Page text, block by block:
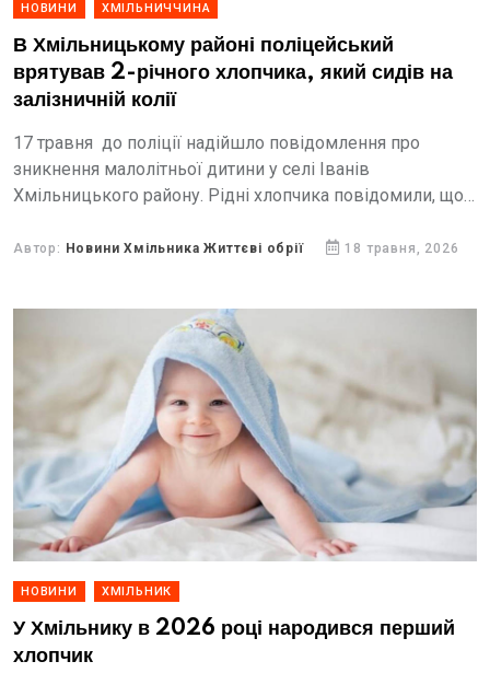
НОВИНИ ХМІЛЬНИЧЧИНА
В Хмільницькому районі поліцейський
врятував 2-річного хлопчика, який сидів на
залізничній колії
17 травня до поліції надійшло повідомлення про
зникнення малолітньої дитини у селі Іванів
Хмільницького району. Рідні хлопчика повідомили, що
дитину, однак пошуки результатів не дали.
Автор: Новини Хмільника Життєві обрії 18 травня, 2026
НОВИНИ ХМІЛЬНИК
У Хмільнику в 2026 році народився перший
хлопчик